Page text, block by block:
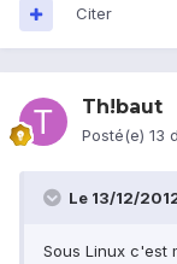
Citer
Th!baut
Posté(e) 13
Le 13/12/
Sous Linux c'est